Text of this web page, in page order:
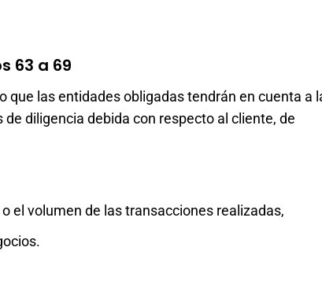
63 a 69
que las entidades obligadas tendrán en cuenta a
diligencia debida con respecto al cliente, de
el volumen de las transacciones realizadas,